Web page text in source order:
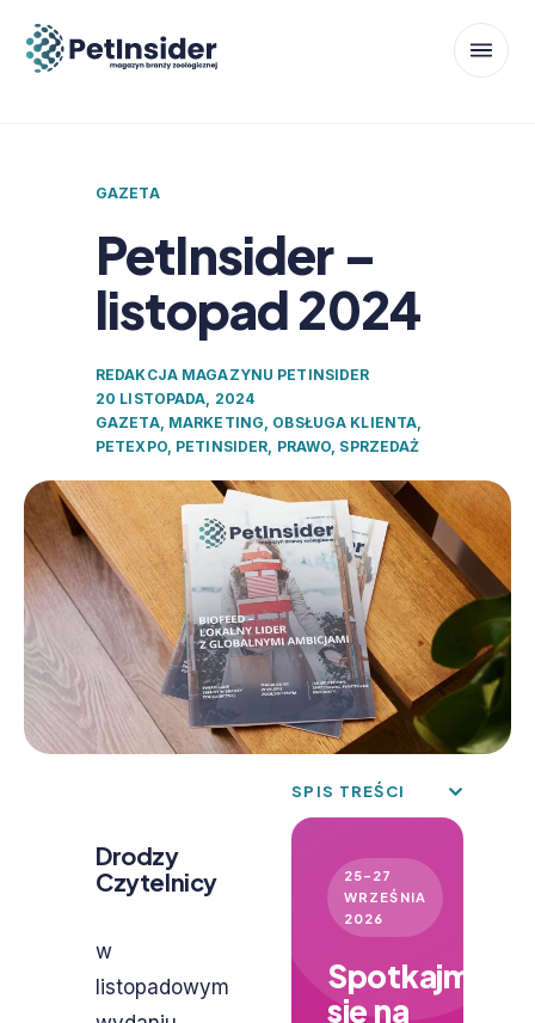
GAZETA
PetInsider –
listopad 2024
REDAKCJA MAGAZYNU PETINSIDER
20 LISTOPADA, 2024
GAZETA, MARKETING, OBSŁUGA KLIENTA,
PETEXPO, PETINSIDER, PRAWO, SPRZEDAŻ
Drodzy
Czytelnicy
w
listopadowym
SPIS TREŚCI
25–27
WRZEŚNIA
2026
Spotkajmy
się na